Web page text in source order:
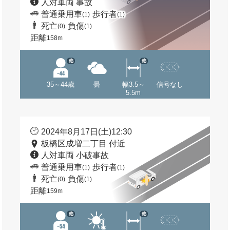
人対車両 事故
普通乗用車(1) 歩行者(1)
死亡(0) 負傷(1)
距離158m
35～44歳
他
曇
幅3.5～
5.5m
他
信号なし
2024年8月17日(土)12:30
板橋区成増二丁目 付近
人対車両 小破事故
普通乗用車(1) 歩行者(1)
死亡(0) 負傷(1)
距離159m
他 他